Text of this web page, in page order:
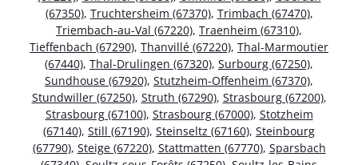
(67350), Truchtersheim (67370), Trimbach (67470),
Triembach-au-Val (67220), Traenheim (67310),
Tieffenbach (67290), Thanvillé (67220), Thal-Marmoutier
(67440), Thal-Drulingen (67320), Surbourg (67250),
Sundhouse (67920), Stutzheim-Offenheim (67370),
Stundwiller (67250), Struth (67290), Strasbourg (67200),
Strasbourg (67100), Strasbourg (67000), Stotzheim
(67140), Still (67190), Steinseltz (67160), Steinbourg
(67790), Steige (67220), Stattmatten (67770), Sparsbach